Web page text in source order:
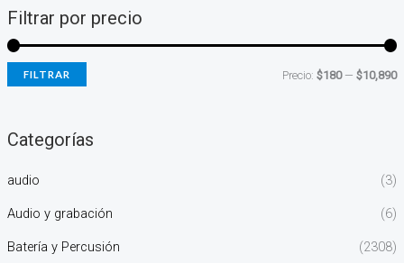
Filtrar por precio
FILTRAR Precio:$180—$10,890
Categorías
audio (3)
Audio y grabación (6)
Batería y Percusión
(2308)